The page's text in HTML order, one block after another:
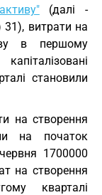
(далі -
витрати на
в першому
становили
на створення
на початок
1700000
на створення
кварталі